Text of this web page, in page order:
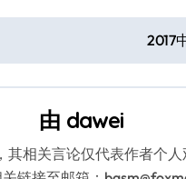
2017
由 dawei
其相关言论仅代表作者个